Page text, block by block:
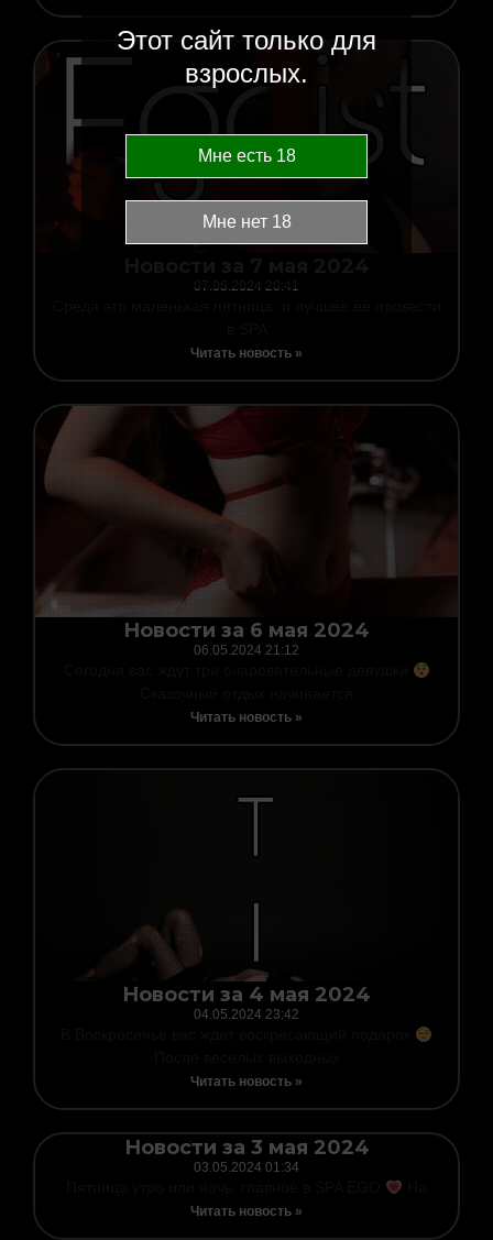
07.05.2024 20:41
Читать новость »
Новости за 6 мая 2024
06.05.2024 21:12
Читать новость »
Новости за 4 мая 2024
04.05.2024 23:42
Читать новость »
Новости за 3 мая 2024
03.05.2024 01:34
Читать новость »
Этот сайт только для
взрослых.